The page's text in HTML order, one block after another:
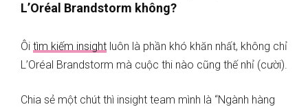
L’Oréal Brandstorm không?
Ôi tìm kiếm insight luôn là phần khó khăn nhất, không chỉ
L’Oréal Brandstorm mà cuộc thi nào cũng thế nhỉ (cười).
Chia sẻ một chút thì insight team mình là “Ngành hàng